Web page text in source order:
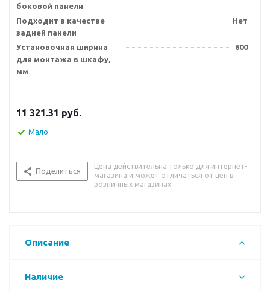
боковой панели
Подходит в качестве
задней панели
Нет
Установочная ширина
для монтажа в шкафу,
мм
600
11 321.31 руб.
Мало
Поделиться
Цена действительна только для интернет-
магазина и может отличаться от цен в
розничных магазинах
Описание
Наличие